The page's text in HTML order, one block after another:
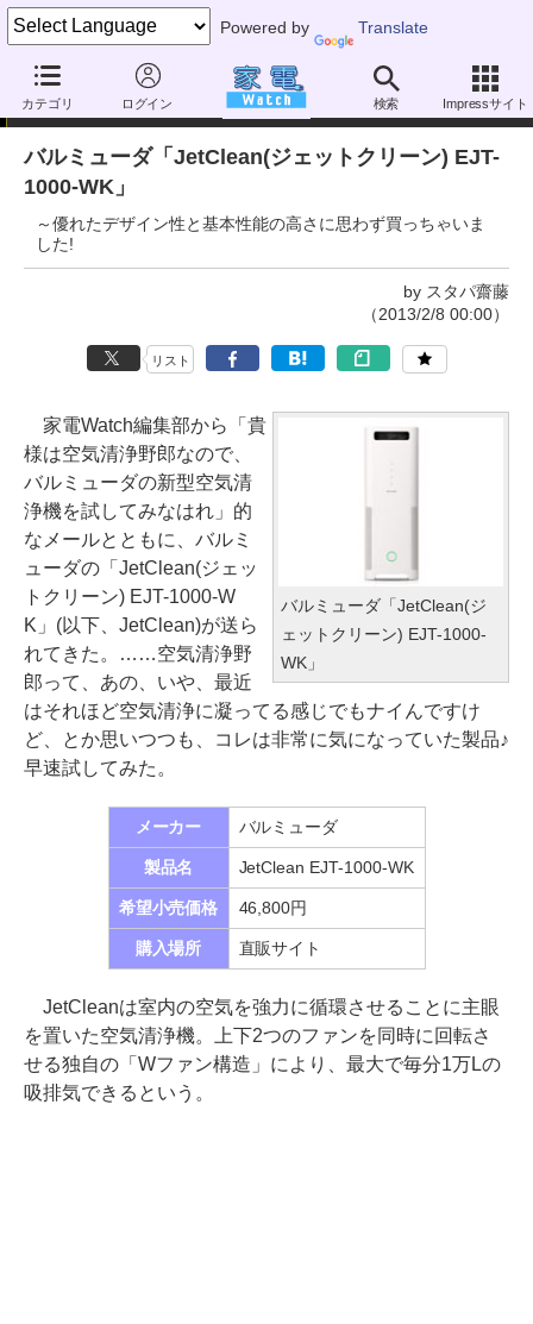
Powered by Translate
カテゴリ ログイン 検索 Impressサイト
家電製品ミニレビュー
バルミューダ「JetClean(ジェットクリーン) EJT-
1000-WK」
～優れたデザイン性と基本性能の高さに思わず買っちゃいま
した!
by スタパ齋藤
（2013/2/8 00:00）
リスト
バルミューダ「JetClean(ジ
ェットクリーン) EJT-1000-
WK」
家電Watch編集部から「貴
様は空気清浄野郎なので、
バルミューダの新型空気清
浄機を試してみなはれ」的
なメールとともに、バルミ
ューダの「JetClean(ジェッ
トクリーン) EJT-1000-W
K」(以下、JetClean)が送ら
れてきた。……空気清浄野
郎って、あの、いや、最近
はそれほど空気清浄に凝ってる感じでもナイんですけ
ど、とか思いつつも、コレは非常に気になっていた製品♪
早速試してみた。
メーカー バルミューダ
製品名 JetClean EJT-1000-WK
希望小売価格 46,800円
購入場所 直販サイト
JetCleanは室内の空気を強力に循環させることに主眼
を置いた空気清浄機。上下2つのファンを同時に回転さ
せる独自の「Wファン構造」により、最大で毎分1万Lの
吸排気できるという。